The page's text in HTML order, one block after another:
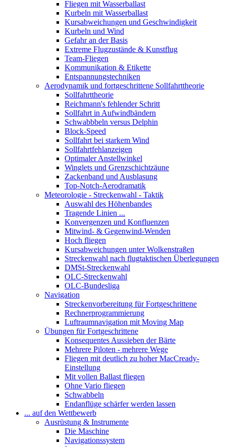
Fliegen mit Wasserballast
Kurbeln mit Wasserballast
Kursabweichungen und Geschwindigkeit
Kurbeln und Wind
Gefahr an der Basis
Extreme Flugzustände & Kunstflug
Team-Fliegen
Kommunikation & Etikette
Entspannungstechniken
Aerodynamik und fortgeschrittene Sollfahrttheorie
Sollfahrttheorie
Reichmann's fehlender Schritt
Sollfahrt in Aufwindbändern
Schwabbbeln versus Delphin
Block-Speed
Sollfahrt bei starkem Wind
Sollfahrtfehlanzeigen
Optimaler Anstellwinkel
Winglets und Grenzschichtzäune
Zackenband und Ausblasung
Top-Notch-Aerodramatik
Meteorologie - Streckenwahl - Taktik
Auswahl des Höhenbandes
Tragende Linien ...
Konvergenzen und Konfluenzen
Mitwind- & Gegenwind-Wenden
Hoch fliegen
Kursabweichungen unter Wolkenstraßen
Streckenwahl nach flugtaktischen Überlegungen
DMSt-Streckenwahl
OLC-Streckenwahl
OLC-Bundesliga
Navigation
Streckenvorbereitung für Fortgeschrittene
Rechnerprogrammierung
Luftraumnavigation mit Moving Map
Übungen für Fortgeschrittene
Konsequentes Aussieben der Bärte
Mehrere Piloten - mehrere Wege
Fliegen mit deutlich zu hoher MacCready-
Einstellung
Mit vollen Ballast fliegen
Ohne Vario fliegen
Schwabbeln
Endanflüge schärfer werden lassen
... auf den Wettbewerb
Ausrüstung & Instrumente
Die Maschine
Navigationssystem